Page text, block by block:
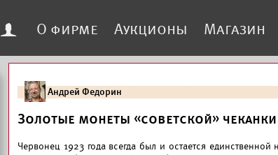
f О фирме Аукционы Магазин
Андрей Федорин
Золотые монеты «советской» чеканки
Червонец 1923 года всегда был и остается